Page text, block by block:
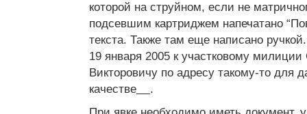
которой на струйном, если не
подсевшим картриджем напечатано
текста. Также там еще написано
19 января 2005 к участковому
Викторовичу по адресу такому-то для
качестве
.